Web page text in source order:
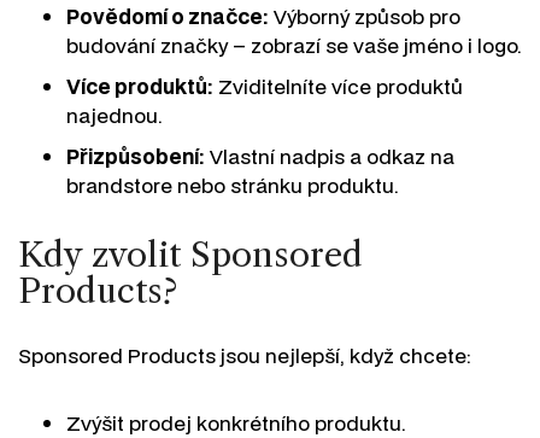
Povědomí o značce: Výborný způsob pro
budování značky – zobrazí se vaše jméno i logo.
Více produktů: Zviditelníte více produktů
najednou.
Přizpůsobení: Vlastní nadpis a odkaz na
brandstore nebo stránku produktu.
Kdy zvolit Sponsored
Products?
Sponsored Products jsou nejlepší, když chcete:
Zvýšit prodej konkrétního produktu.